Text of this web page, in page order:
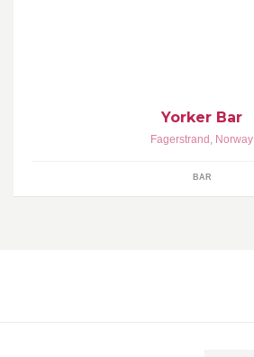
Yorker Bar
Fagerstrand , Norway
BAR